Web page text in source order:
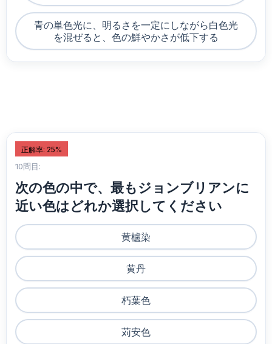
青の単色光に、明るさを一定にしながら白色光
を混ぜると、色の鮮やかさが低下する
正解率: 25%
10問目:
次の色の中で、最もジョンブリアンに
近い色はどれか選択してください
黄櫨染
黄丹
朽葉色
苅安色